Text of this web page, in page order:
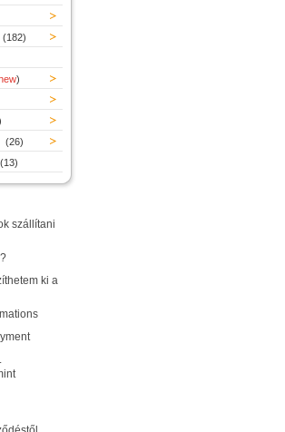
(182)
)
(26)
(13)
szállítani
ki a